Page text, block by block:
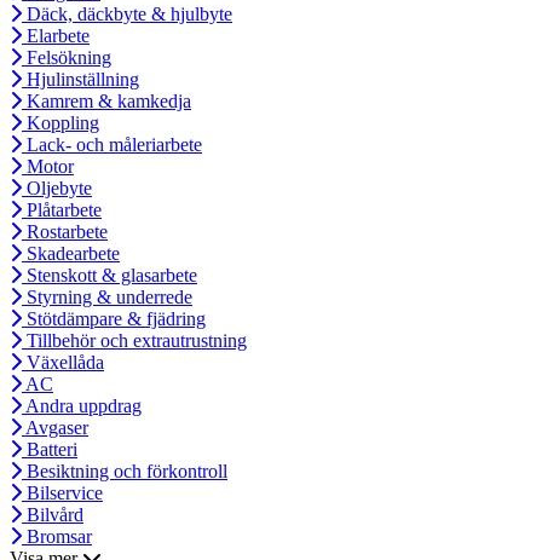
Däck, däckbyte & hjulbyte
Elarbete
Felsökning
Hjulinställning
Kamrem & kamkedja
Koppling
Lack- och måleriarbete
Motor
Oljebyte
Plåtarbete
Rostarbete
Skadearbete
Stenskott & glasarbete
Styrning & underrede
Stötdämpare & fjädring
Tillbehör och extrautrustning
Växellåda
AC
Andra uppdrag
Avgaser
Batteri
Besiktning och förkontroll
Bilservice
Bilvård
Bromsar